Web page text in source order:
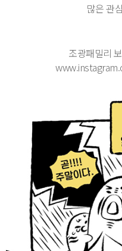
많은 관
조광패밀리